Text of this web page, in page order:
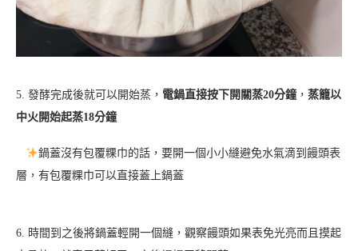
5. 發酵完成後就可以開始蒸， 電鍋直接按下開關蒸20分鐘 ， 蒸籠以
中火開始起蒸18分鐘
鍋蓋沒有包覆粿巾的話，要開一個小小縫避免水氣滴到饅頭表
層，有包覆粿巾可以直接蓋上鍋蓋
6. 時間到之後將鍋蓋輕開一個縫，觀察饅頭如果表免光亮而且摸起